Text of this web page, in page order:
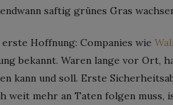
saftig grünes Gras
Hoffnung: Companies wie
bekannt. Waren lange vor Ort,
kann und soll. Erste
weit mehr an Taten folgen muss,